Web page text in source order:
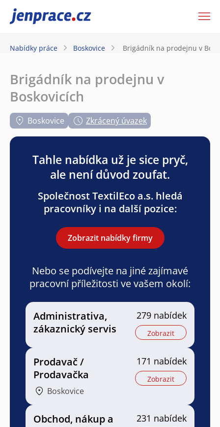
JenPráce.cz
Nabídky práce Boskovice Brigádník na prodejnu v
Brigádník na prodejnu v
Boskovicích
Boskovice Zkrácený úvazek
Tahle nabídka už je sice pryč,
ale není důvod zoufat.
Společnost TextilEco a.s. hledá
pracovníky i na další pozice:
Zobrazit nabídky firmy
Nebo se podívejte na jiné zajímavé
pracovní příležitosti ve vašem okolí:
Administrativa,
zákaznický servis
279 nabídek
Zobrazit
Prodavač /
Prodavačka
Boskovice
171 nabídek
Zobrazit
Obchod, nákup a
231 nabídek